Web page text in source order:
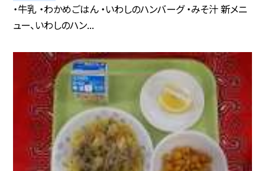
・牛乳 ・わかめごはん ・いわしのハンバーグ ・みそ汁 新メニ
ュー、いわしのハン...